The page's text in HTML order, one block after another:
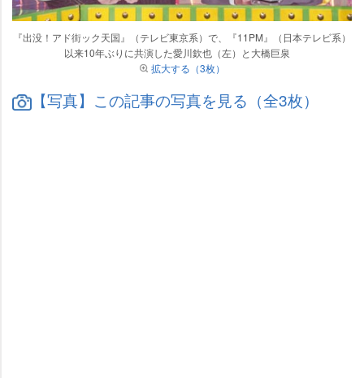
『出没！アド街ック天国』（テレビ東京系）で、『11PM』（日本テレビ系）
以来10年ぶりに共演した愛川欽也（左）と大橋巨泉
拡大する（3枚）
【写真】この記事の写真を見る（全3枚）